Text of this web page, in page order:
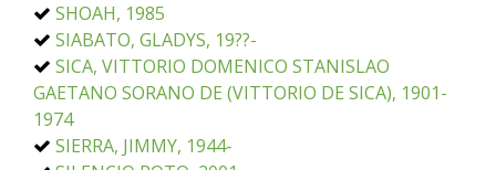
SHOAH, 1985
SIABATO, GLADYS, 19??-
SICA, VITTORIO DOMENICO STANISLAO
GAETANO SORANO DE (VITTORIO DE SICA), 1901-
1974
SIERRA, JIMMY, 1944-